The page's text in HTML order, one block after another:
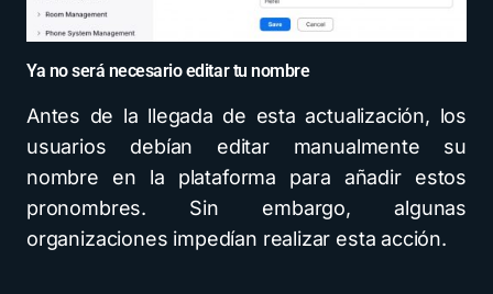
Ya no será necesario editar tu nombre
Antes de la llegada de esta actualización, los
usuarios debían editar manualmente su
nombre en la plataforma para añadir estos
pronombres. Sin embargo, algunas
organizaciones impedían realizar esta acción.